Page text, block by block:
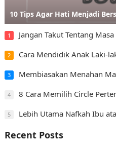
10 Tips Agar Hati Menjadi
1 Jangan Takut Tentang
2 Cara Mendidik Anak Laki-
3 Membiasakan Menahan
4 8 Cara Memilih Circle
5 Lebih Utama Nafkah Ibu
Recent Posts